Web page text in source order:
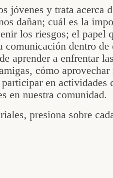
jóvenes y trata acerca
dañan; cuál es la
los riesgos; el papel
comunicación dentro de
aprender a enfrentar
cómo aprovechar
en actividades
en nuestra comunidad.
presiona sobre